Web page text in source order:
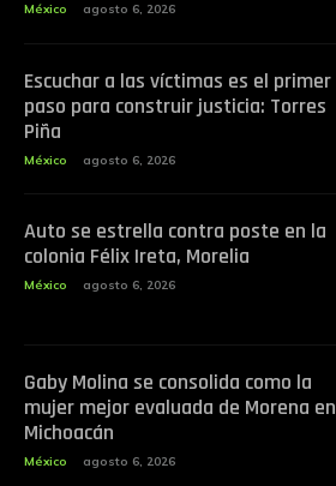
México agosto 6, 2026
Escuchar a las víctimas es el primer
paso para construir justicia: Torres
Piña
México agosto 6, 2026
Auto se estrella contra poste en la
colonia Félix Ireta, Morelia
México agosto 6, 2026
Gaby Molina se consolida como la
mujer mejor evaluada de Morena en
Michoacán
México agosto 6, 2026